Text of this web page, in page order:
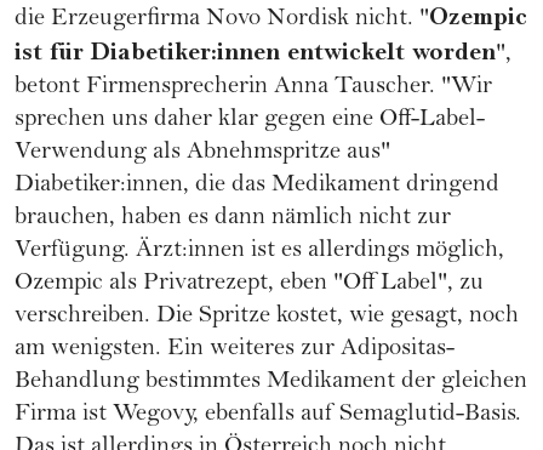
die Erzeugerfirma Novo Nordisk nicht. "Ozempic
ist für Diabetiker:innen entwickelt worden",
betont Firmensprecherin Anna Tauscher. "Wir
sprechen uns daher klar gegen eine Off-Label-
Verwendung als Abnehmspritze aus"
Diabetiker:innen, die das Medikament dringend
brauchen, haben es dann nämlich nicht zur
Verfügung. Ärzt:innen ist es allerdings möglich,
Ozempic als Privatrezept, eben "Off Label", zu
verschreiben. Die Spritze kostet, wie gesagt, noch
am wenigsten. Ein weiteres zur Adipositas-
Behandlung bestimmtes Medikament der gleichen
Firma ist Wegovy, ebenfalls auf Semaglutid-Basis.